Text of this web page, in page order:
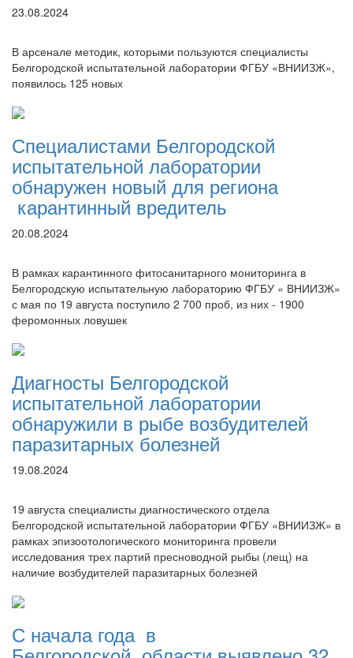
23.08.2024
В арсенале методик, которыми пользуются специалисты
Белгородской испытательной лаборатории ФГБУ «ВНИИЗЖ»,
появилось 125 новых
Специалистами Белгородской
испытательной лаборатории
обнаружен новый для региона
карантинный вредитель
20.08.2024
В рамках карантинного фитосанитарного мониторинга в
Белгородскую испытательную лабораторию ФГБУ « ВНИИЗЖ»
с мая по 19 августа поступило 2 700 проб, из них - 1900
феромонных ловушек
Диагносты Белгородской
испытательной лаборатории
обнаружили в рыбе возбудителей
паразитарных болезней
19.08.2024
19 августа специалисты диагностического отдела
Белгородской испытательной лаборатории ФГБУ «ВНИИЗЖ» в
рамках эпизоотологического мониторинга провели
исследования трех партий пресноводной рыбы (лещ) на
наличие возбудителей паразитарных болезней
С начала года в